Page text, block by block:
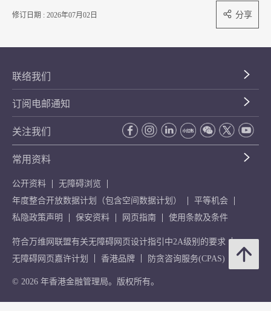
修订日期 : 2026年07月02日 分享
联络我们
订阅电邮通知
关注我们
常用资料
公开资料
无障碍浏览
年度整合开放数据计划（包含空间数据计划）
平等机会
私隐政策声明
保安资料 网页指南 使用条款及条件
符合万维网联盟有关无障碍网页设计指引中2A级别的要求
无障碍网页嘉许计划
香港品牌 防贪咨询服务(CPAS)
© 2026 年香港金融管理局。版权所有。